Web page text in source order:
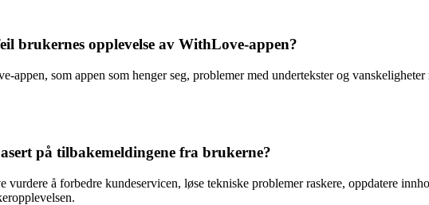
brukernes opplevelse av WithLove-appen?
som appen som henger seg, problemer med undertekster og
på tilbakemeldingene fra brukerne?
å forbedre kundeservicen, løse tekniske problemer raskere, oppdatere